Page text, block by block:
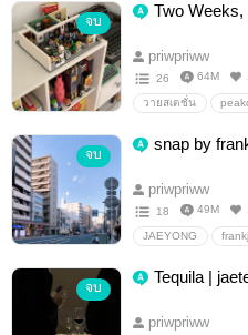
จบ
Two Weeks,
priwpriww
26 64M
วายสเตชั่น
จบ
snap by
priwpriww
18 49M
JAEYONG
จบ
Tequila |
priwpriww